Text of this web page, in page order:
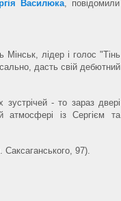
Василюка, повідомили
Мінськ, лідер і голос "Тінь
дасть свій дебютний
- то зараз двері
атмосфері із Сергієм та
Саксаганського, 97).